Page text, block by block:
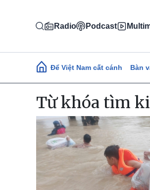
Radio Podcast
Main navigation
Để Việt Nam cất cánh Bàn
Từ khóa tìm